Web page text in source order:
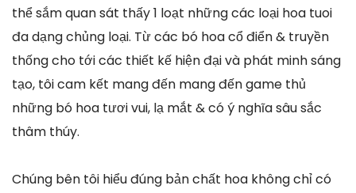
thể sắm quan sát thấy 1 loạt những các loại hoa tuoi
đa dạng chủng loại. Từ các bó hoa cổ điển & truyền
thống cho tới các thiết kế hiện đại và phát minh sáng
tạo, tôi cam kết mang đến mang đến game thủ
những bó hoa tươi vui, lạ mắt & có ý nghĩa sâu sắc
thâm thúy.
Chúng bên tôi hiểu đúng bản chất hoa không chỉ có